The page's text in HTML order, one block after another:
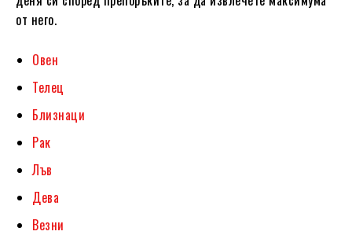
от него.
Овен
Телец
Близнаци
Рак
Лъв
Дева
Везни